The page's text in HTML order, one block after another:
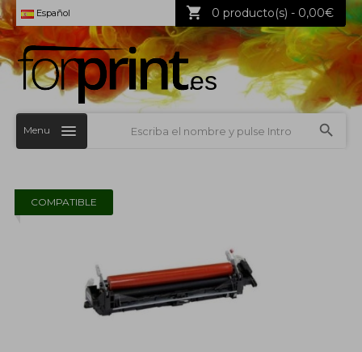
Español 0 producto(s) - 0,00€
Menu
COMPATIBLE